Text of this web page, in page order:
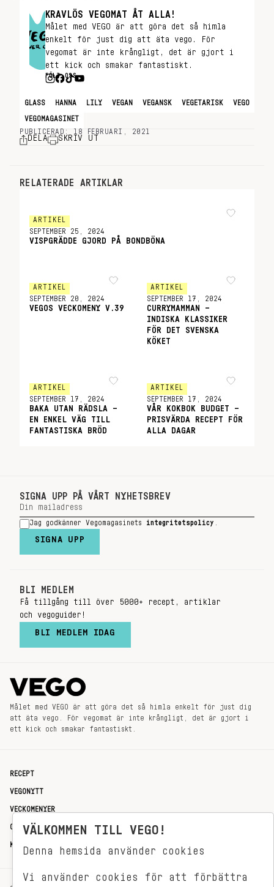
KRAVLÖS VEGOMAT ÅT ALLA!
Målet med VEGO är att göra det så himla
enkelt för just dig att äta vego. För
vegomat är inte krångligt, det är gjort i
ett kick och smakar fantastiskt.
FÖLJ OSS
GLASS HANNA LILY VEGAN VEGANSK VEGETARISK VEGO
VEGOMAGASINET
PUBLICERAD: 18 FEBRUARI, 2021
DELA SKRIV UT
RELATERADE ARTIKLAR
ARTIKEL
SEPTEMBER 25, 2024
VISPGRÄDDE GJORD PÅ BONDBÖNA
ARTIKEL
SEPTEMBER 20, 2024
VEGOS VECKOMENY V.39
ARTIKEL
SEPTEMBER 17, 2024
CURRYMAMMAN –
INDISKA KLASSIKER
FÖR DET SVENSKA
KÖKET
ARTIKEL
SEPTEMBER 17, 2024
BAKA UTAN RÄDSLA –
EN ENKEL VÄG TILL
FANTASTISKA BRÖD
ARTIKEL
SEPTEMBER 17, 2024
VÅR KOKBOK BUDGET –
PRISVÄRDA RECEPT FÖR
ALLA DAGAR
SIGNA UPP PÅ VÅRT NYHETSBREV
Jag godkänner Vegomagasinets integritetspolicy
SIGNA UPP
BLI MEDLEM
Få tillgång till över 5000+ recept, artiklar
och vegoguider!
BLI MEDLEM IDAG
Målet med VEGO är att göra det så himla enkelt för just dig
att äta vego. För vegomat är inte krångligt, det är gjort i
ett kick och smakar fantastiskt.
RECEPT
VEGONYTT
VECKOMENYER
OM OSS
KONTAKT
VÄLKOMMEN TILL VEGO!
Denna hemsida använder cookies
Vi använder cookies för att förbättra